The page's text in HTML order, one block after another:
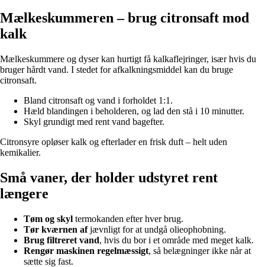
Mælkeskummeren – brug citronsaft mod
kalk
Mælkeskummere og dyser kan hurtigt få kalkaflejringer, især hvis du
bruger hårdt vand. I stedet for afkalkningsmiddel kan du bruge
citronsaft.
Bland citronsaft og vand i forholdet 1:1.
Hæld blandingen i beholderen, og lad den stå i 10 minutter.
Skyl grundigt med rent vand bagefter.
Citronsyre opløser kalk og efterlader en frisk duft – helt uden
kemikalier.
Små vaner, der holder udstyret rent
længere
Tøm og skyl termokanden efter hver brug.
Tør kværnen afjævnligt for at undgå olieophobning.
Brug filtreret vand, hvis du bor i et område med meget kalk.
Rengør maskinen regelmæssigt, så belægninger ikke når at
sætte sig fast.